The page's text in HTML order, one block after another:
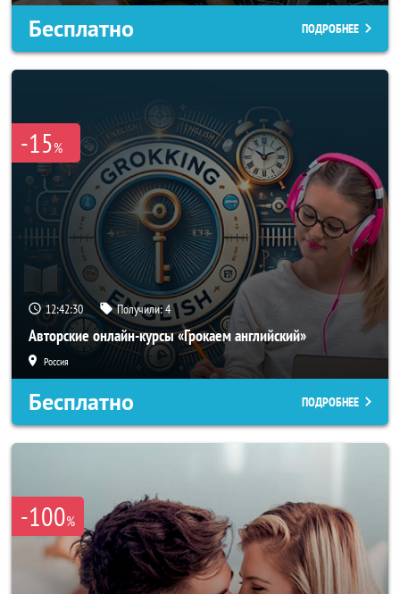
Бесплатно ПОДРОБНЕЕ
-15%
12:42:28 Получили:4
Авторские онлайн-курсы «Грокаем английский»
Россия
Бесплатно ПОДРОБНЕЕ
-100%